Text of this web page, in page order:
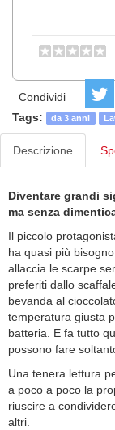
Condividi
Tags:
da 3 anni
Descrizione
Diventare grandi
ma senza
Il piccolo
ha quasi più
allaccia le scarpe
preferiti dallo
bevanda al
temperatura giusta
batteria. E fa tutto
possono fare
Una tenera lettura
a poco a poco la
riuscire a
altri.